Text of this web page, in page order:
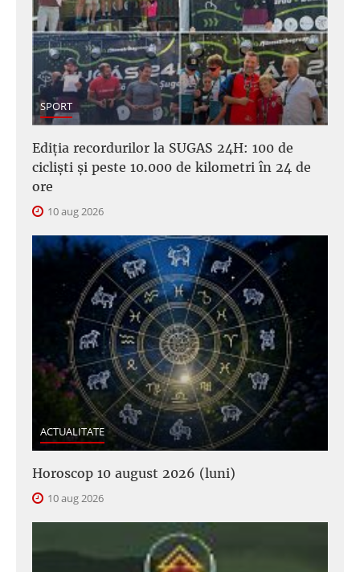
SPORT
Ediția recordurilor la SUGAS 24H: 100 de
cicliști și peste 10.000 de kilometri în 24 de
ore
10 aug 2026
ACTUALITATE
Horoscop 10 august 2026 (luni)
10 aug 2026